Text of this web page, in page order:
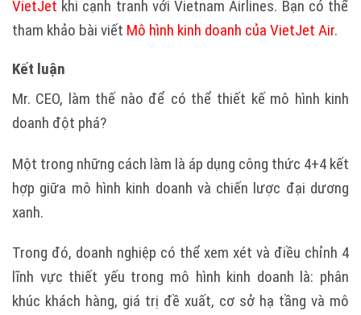
VietJet khi cạnh tranh với Vietnam Airlines. Bạn có thể
tham khảo bài viết Mô hình kinh doanh của VietJet Air.
Kết luận
Mr. CEO, làm thế nào để có thể thiết kế mô hình kinh
doanh đột phá?
Một trong những cách làm là áp dụng công thức 4+4 kết
hợp giữa mô hình kinh doanh và chiến lược đại dương
xanh.
Trong đó, doanh nghiệp có thể xem xét và điều chỉnh 4
lĩnh vực thiết yếu trong mô hình kinh doanh là: phân
khúc khách hàng, giá trị đề xuất, cơ sở hạ tầng và mô